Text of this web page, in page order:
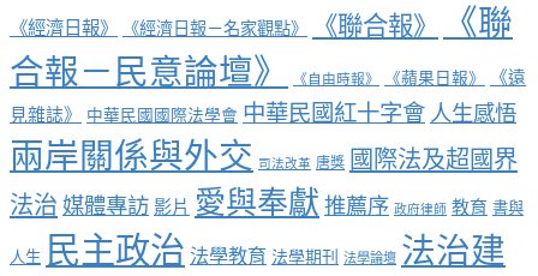
《經濟日報》 《經濟日報－名家觀點》 《聯合報》
《聯
合報－民意論壇》
《自由時報》 《蘋果日報》
《遠
見雜誌》
中華民國國際法學會 中華民國紅十字會 人生感悟
兩岸關係與外交 司法改革 唐獎 國際法及超國界
法治 媒體專訪 影片 愛與奉獻 推薦序 政府律師 教育 書與
人生 民主政治 法學教育 法學期刊 法學論壇 法治建